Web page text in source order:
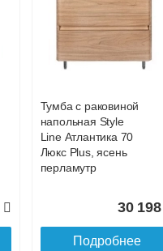
Пенал напольный
Style Line Матис 36
см, кремовый
25 405
Подробнее
Тумба с раковиной
напольная Style
Line Атлантика 70
Люкс Plus, ясень
перламутр
30 198
Подробнее